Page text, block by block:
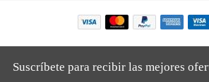
Suscríbete para recibir las mejores